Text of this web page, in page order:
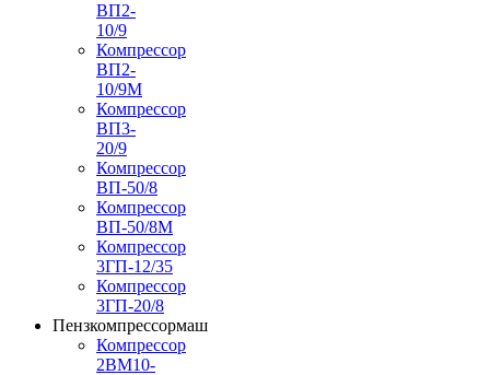
ВП2-
10/9
Компрессор
ВП2-
10/9М
Компрессор
ВП3-
20/9
Компрессор
ВП-50/8
Компрессор
ВП-50/8М
Компрессор
3ГП-12/35
Компрессор
3ГП-20/8
Пензкомпрессормаш
Компрессор
2ВМ10-